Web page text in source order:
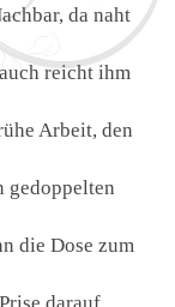
da naht
reicht ihm
Arbeit, den
gedoppelten
die Dose zum
darauf.